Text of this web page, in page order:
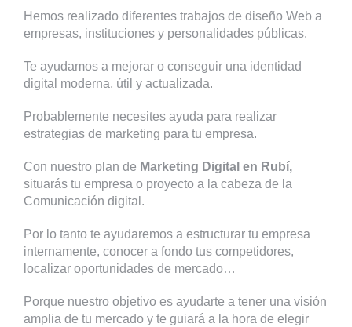
Hemos realizado diferentes trabajos de diseño Web a
empresas, instituciones y personalidades públicas.
Te ayudamos a mejorar o conseguir una identidad
digital moderna, útil y actualizada.
Probablemente necesites ayuda para realizar
estrategias de marketing para tu empresa.
Con nuestro plan de Marketing Digital en Rubí,
situarás tu empresa o proyecto a la cabeza de la
Comunicación digital.
Por lo tanto te ayudaremos a estructurar tu empresa
internamente, conocer a fondo tus competidores,
localizar oportunidades de mercado…
Porque nuestro objetivo es ayudarte a tener una visión
amplia de tu mercado y te guiará a la hora de elegir